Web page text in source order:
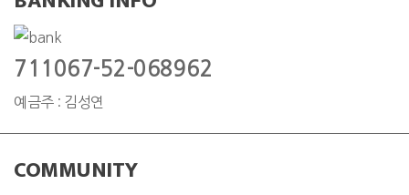
711067-52-068962
예금주 : 김성연
COMMUNITY